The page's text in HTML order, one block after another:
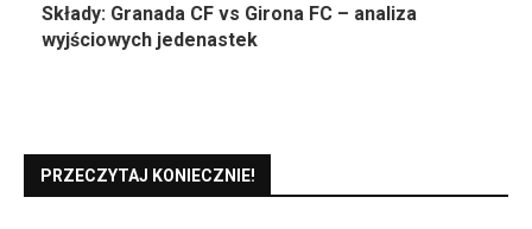
Składy: Granada CF vs Girona FC – analiza
wyjściowych jedenastek
PRZECZYTAJ KONIECZNIE!